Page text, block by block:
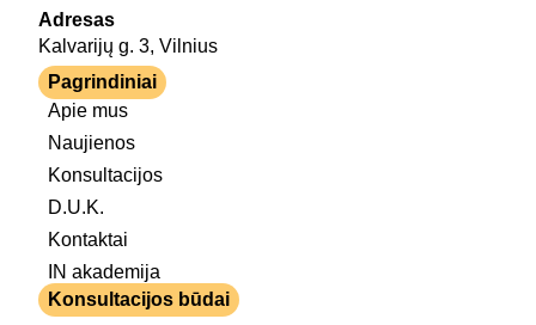
Adresas
Kalvarijų g. 3, Vilnius
Pagrindiniai
Apie mus
Naujienos
Konsultacijos
D.U.K.
Kontaktai
IN akademija
Konsultacijos būdai